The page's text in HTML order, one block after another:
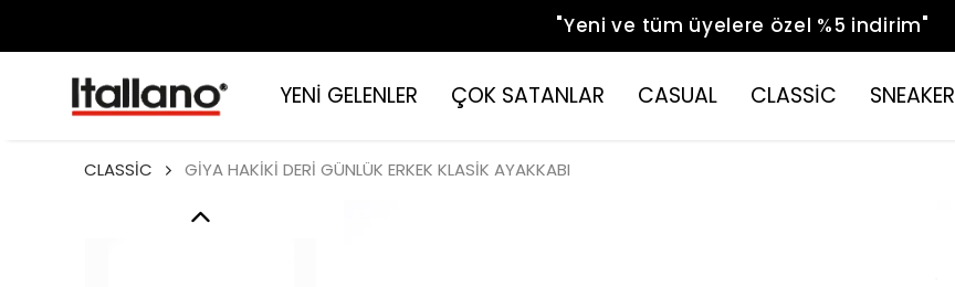
"Yeni ve tüm üyelere özel %5 indirim"
YENİ GELENLER ÇOK SATANLAR CASUAL CLASSİC SNEAKER
CLASSİC GİYA HAKİKİ DERİ GÜNLÜK ERKEK KLASİK AYAKKABI